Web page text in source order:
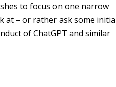
to focus on one narrow
at – or rather ask some
of ChatGPT and similar